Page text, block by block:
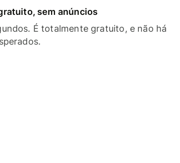
sem anúncios
É totalmente gratuito, e não há